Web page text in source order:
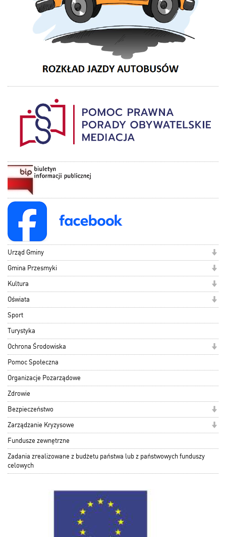
Urząd Gminy
Gmina Przesmyki
Kultura
Oświata
Sport
Turystyka
Ochrona Środowiska
Pomoc Społeczna
Organizacje Pozarządowe
Zdrowie
Bezpieczeństwo
Zarządzanie Kryzysowe
Fundusze zewnętrzne
Zadania zrealizowane z budżetu państwa lub z państwowych funduszy
celowych